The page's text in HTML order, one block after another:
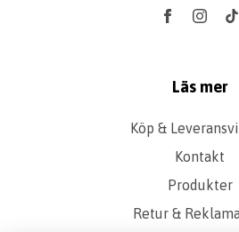
Läs mer
Köp &
Kontakt
Produkter
Retur &